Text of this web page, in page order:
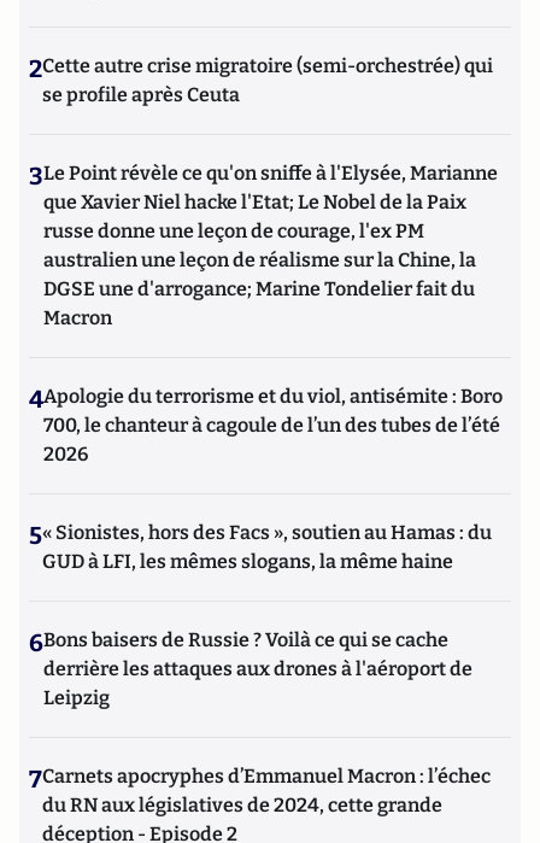
2Cette autre crise migratoire (semi-orchestrée) qui
se profile après Ceuta
3Le Point révèle ce qu'on sniffe à l'Elysée, Marianne
que Xavier Niel hacke l'Etat; Le Nobel de la Paix
russe donne une leçon de courage, l'ex PM
australien une leçon de réalisme sur la Chine, la
DGSE une d'arrogance; Marine Tondelier fait du
Macron
4Apologie du terrorisme et du viol, antisémite : Boro
700, le chanteur à cagoule de l’un des tubes de l’été
2026
5« Sionistes, hors des Facs », soutien au Hamas : du
GUD à LFI, les mêmes slogans, la même haine
6Bons baisers de Russie ? Voilà ce qui se cache
derrière les attaques aux drones à l'aéroport de
Leipzig
7Carnets apocryphes d’Emmanuel Macron : l’échec
du RN aux législatives de 2024, cette grande
déception - Episode 2